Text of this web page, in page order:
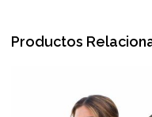
Productos